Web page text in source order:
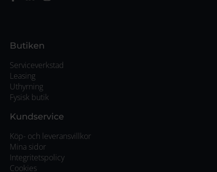
Butiken
Serviceverkstad
Leasing
Uthyrning
Fysisk butik
Kundservice
Köp- och leveransvillkor
Mina sidor
Integritetspolicy
Cookies